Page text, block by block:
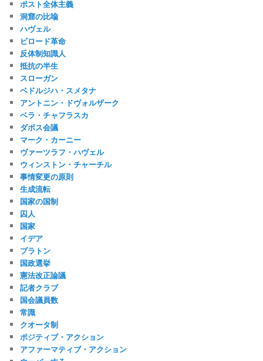
ポスト全体主義
洞窟の比喩
ハヴェル
ビロード革命
反体制知識人
抵抗の半生
スローガン
ベドルジハ・スメタナ
アントニン・ドヴォルザーク
ベラ・チャフラスカ
ダボス会議
マーク・カーニー
ヴァーツラフ・ハヴェル
ウィンストン・チャーチル
事情変更の原則
生成流転
国家の国制
囚人
国家
イデア
プラトン
国政選挙
憲法改正論議
記者クラブ
国会議員数
常識
クオータ制
ポジティブ・アクション
アファーマティブ・アクション